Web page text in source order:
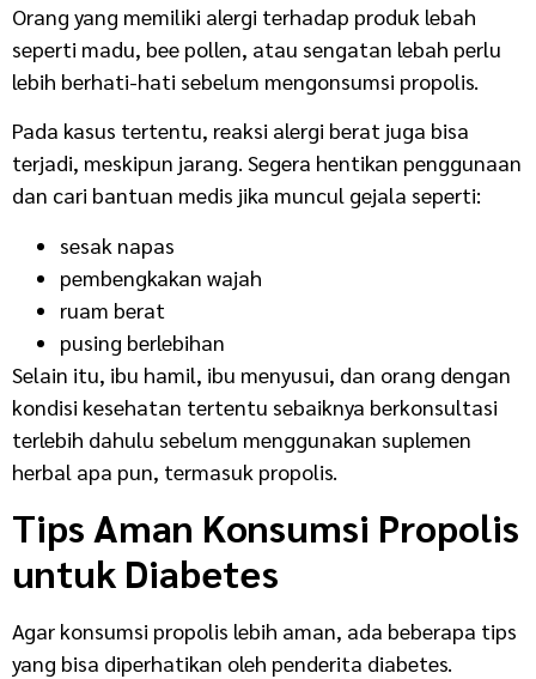
Orang yang memiliki alergi terhadap produk lebah
seperti madu, bee pollen, atau sengatan lebah perlu
lebih berhati-hati sebelum mengonsumsi propolis.
Pada kasus tertentu, reaksi alergi berat juga bisa
terjadi, meskipun jarang. Segera hentikan penggunaan
dan cari bantuan medis jika muncul gejala seperti:
sesak napas
pembengkakan wajah
ruam berat
pusing berlebihan
Selain itu, ibu hamil, ibu menyusui, dan orang dengan
kondisi kesehatan tertentu sebaiknya berkonsultasi
terlebih dahulu sebelum menggunakan suplemen
herbal apa pun, termasuk propolis.
Tips Aman Konsumsi Propolis
untuk Diabetes
Agar konsumsi propolis lebih aman, ada beberapa tips
yang bisa diperhatikan oleh penderita diabetes.